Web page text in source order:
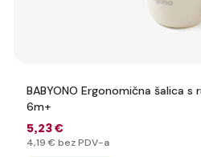
BABYONO Ergonomična šalica s
6m+
5,23 €
4,19 € bez PDV-a